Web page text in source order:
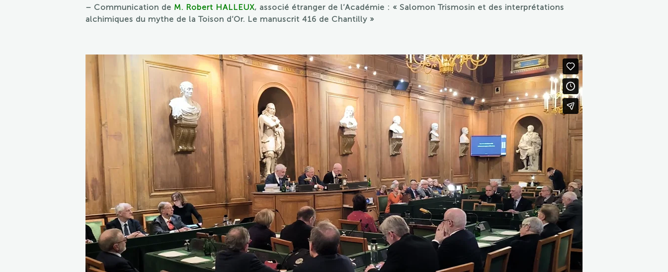
– Communication de M. Robert HALLEUX, associé étranger de l’Académie : « Salomon Trismosin et des interprétations
alchimiques du mythe de la Toison d’Or. Le manuscrit 416 de Chantilly »